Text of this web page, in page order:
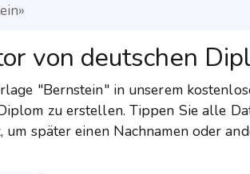
von deutschen
"Bernstein" in unserem
zu erstellen. Tippen Sie alle
um später einen Nachnamen oder